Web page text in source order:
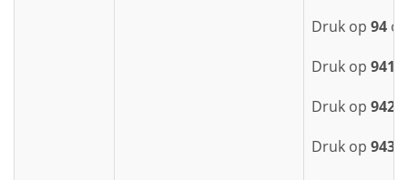
Druk op 94
Druk op 941
Druk op 942
Druk op 943